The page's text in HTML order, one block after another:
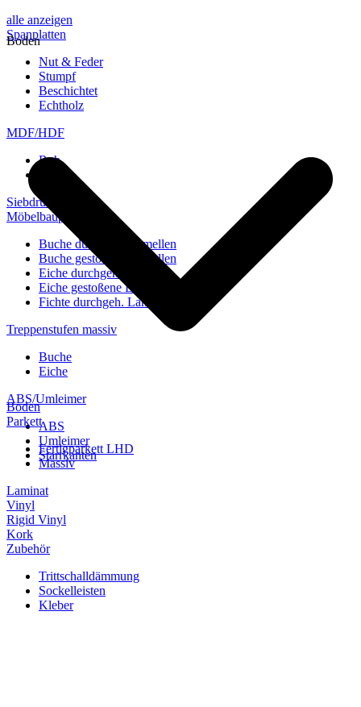
alle anzeigen
Spanplatten
Nut & Feder
Stumpf
Beschichtet
Echtholz
MDF/HDF
Roh
Siebdruckplatten
Möbelbauplatten
Buche durchgeh. Lamellen
Buche gestoßene Lamellen
Eiche durchgeh. Lamellen
Eiche gestoßene Lamellen
Fichte durchgeh. Lamellen
Treppenstufen massiv
Buche
Eiche
ABS/Umleimer
ABS
Umleimer
Starrkanten
Boden
Boden
Parkett
Fertigparkett LHD
Massiv
Laminat
Vinyl
Rigid Vinyl
Kork
Zubehör
Trittschalldämmung
Sockelleisten
Kleber